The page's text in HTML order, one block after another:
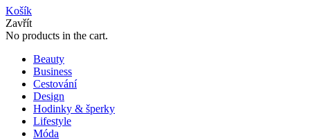
Košík
Zavřít
No products in the cart.
Beauty
Business
Cestování
Design
Hodinky & šperky
Lifestyle
Móda